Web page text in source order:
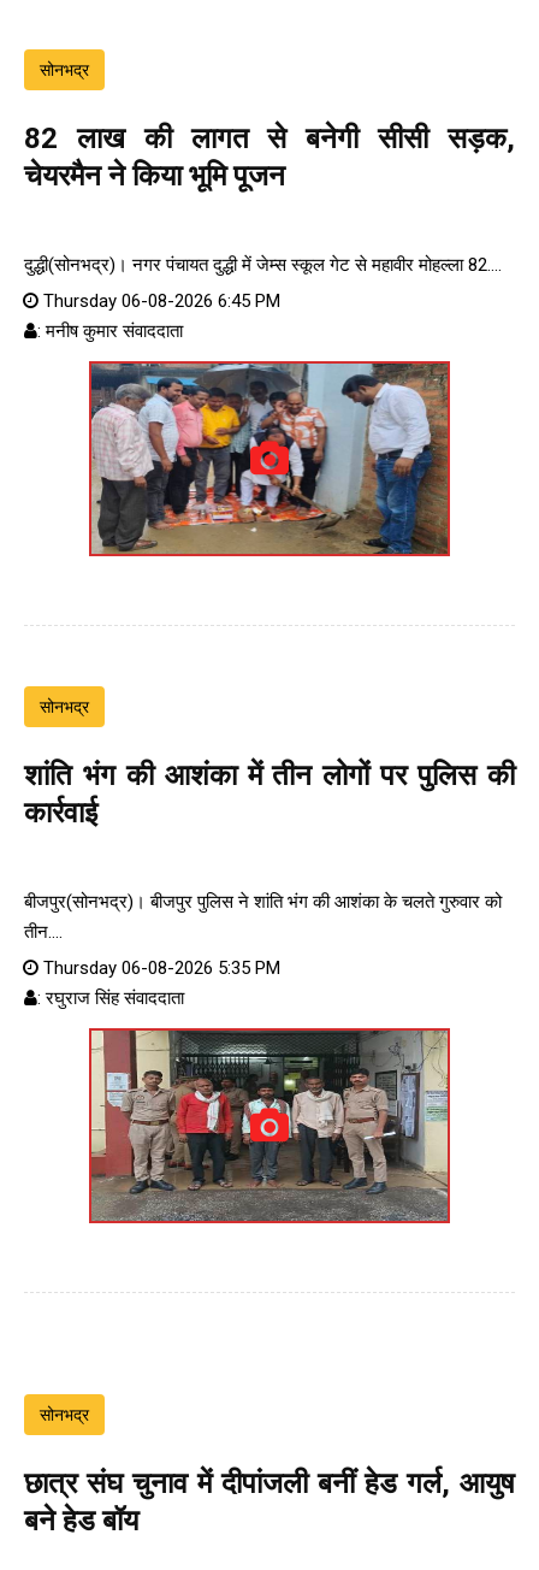
सोनभद्र
82 लाख की लागत से बनेगी सीसी सड़क,
चेयरमैन ने किया भूमि पूजन
दुद्धी(सोनभद्र)। नगर पंचायत दुद्धी में जेम्स स्कूल गेट से महावीर मोहल्ला 82....
Thursday 06-08-2026 6:45 PM
: मनीष कुमार संवाददाता
सोनभद्र
शांति भंग की आशंका में तीन लोगों पर पुलिस की
कार्रवाई
बीजपुर(सोनभद्र)। बीजपुर पुलिस ने शांति भंग की आशंका के चलते गुरुवार को
तीन....
Thursday 06-08-2026 5:35 PM
: रघुराज सिंह संवाददाता
सोनभद्र
छात्र संघ चुनाव में दीपांजली बनीं हेड गर्ल, आयुष
बने हेड बॉय